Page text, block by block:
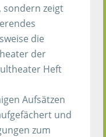
sondern zeigt
die
der
Heft
Aufsätzen
und
zum